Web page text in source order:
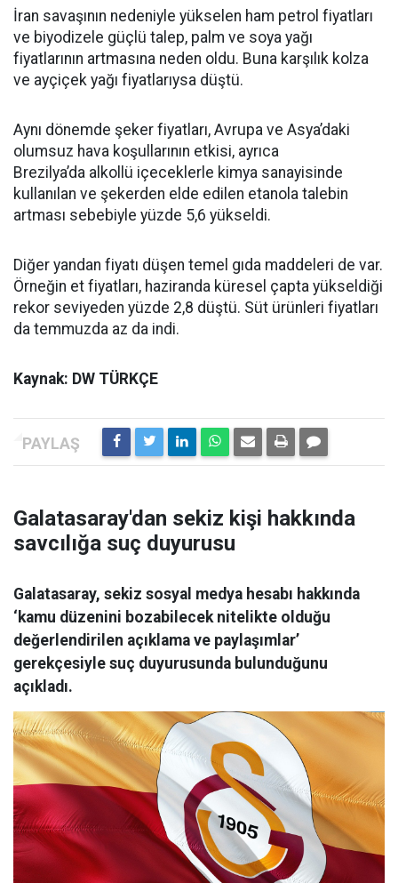
İran savaşının nedeniyle yükselen ham petrol fiyatları
ve biyodizele güçlü talep, palm ve soya yağı
fiyatlarının artmasına neden oldu. Buna karşılık kolza
ve ayçiçek yağı fiyatlarıysa düştü.
Aynı dönemde şeker fiyatları, Avrupa ve Asya’daki
olumsuz hava koşullarının etkisi, ayrıca
Brezilya’da alkollü içeceklerle kimya sanayisinde
kullanılan ve şekerden elde edilen etanola talebin
artması sebebiyle yüzde 5,6 yükseldi.
Diğer yandan fiyatı düşen temel gıda maddeleri de var.
Örneğin et fiyatları, haziranda küresel çapta yükseldiği
rekor seviyeden yüzde 2,8 düştü. Süt ürünleri fiyatları
da temmuzda az da indi.
Kaynak: DW TÜRKÇE
Galatasaray'dan sekiz kişi hakkında
savcılığa suç duyurusu
Galatasaray, sekiz sosyal medya hesabı hakkında
‘kamu düzenini bozabilecek nitelikte olduğu
değerlendirilen açıklama ve paylaşımlar’
gerekçesiyle suç duyurusunda bulunduğunu
açıkladı.